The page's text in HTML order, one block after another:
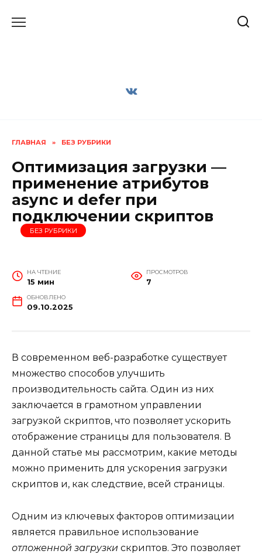
ГЛАВНАЯ » БЕЗ РУБРИКИ
Оптимизация загрузки —
применение атрибутов
async и defer при
подключении скриптов
БЕЗ РУБРИКИ
НА ЧТЕНИЕ
15 мин
ПРОСМОТРОВ
7
ОБНОВЛЕНО
09.10.2025
В современном веб-разработке существует
множество способов улучшить
производительность сайта. Один из них
заключается в грамотном управлении
загрузкой скриптов, что позволяет ускорить
отображение страницы для пользователя. В
данной статье мы рассмотрим, какие методы
можно применить для ускорения загрузки
скриптов и, как следствие, всей страницы.
Одним из ключевых факторов оптимизации
является правильное использование
отложенной загрузки скриптов. Это позволяет